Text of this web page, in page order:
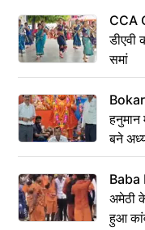
CCA
डीएवी
समां
हनुमान
बने
अमेठी
हुआ